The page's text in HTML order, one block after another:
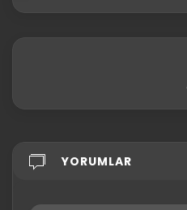
YORUMLAR